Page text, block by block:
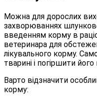
Можна для дорослих
захворюваннях
введенням корму в
ветеринара для
лікувального корму.
тварині і погіршити
Варто відзначити
корму: